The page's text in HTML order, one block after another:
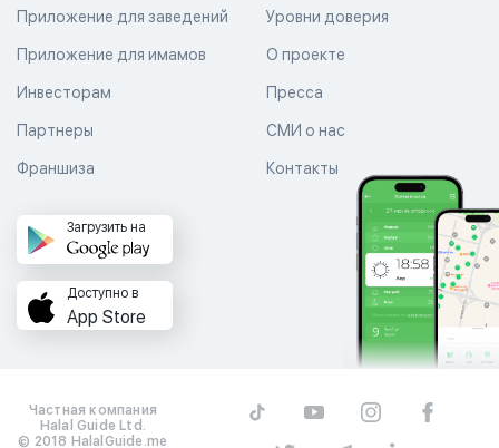
Уровни доверия
Приложение для заведений
Приложение для имамов О проекте
Пресса
СМИ о нас
Контакты
Инвесторам
Партнеры
Франшиза
Загрузить на
Доступно в
App Store
Частная компания
Halal Guide Ltd.
© 2018 HalalGuide.me